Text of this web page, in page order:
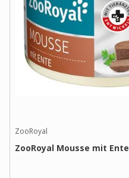
ZooRoyal
ZooRoyal Mousse mit Ente